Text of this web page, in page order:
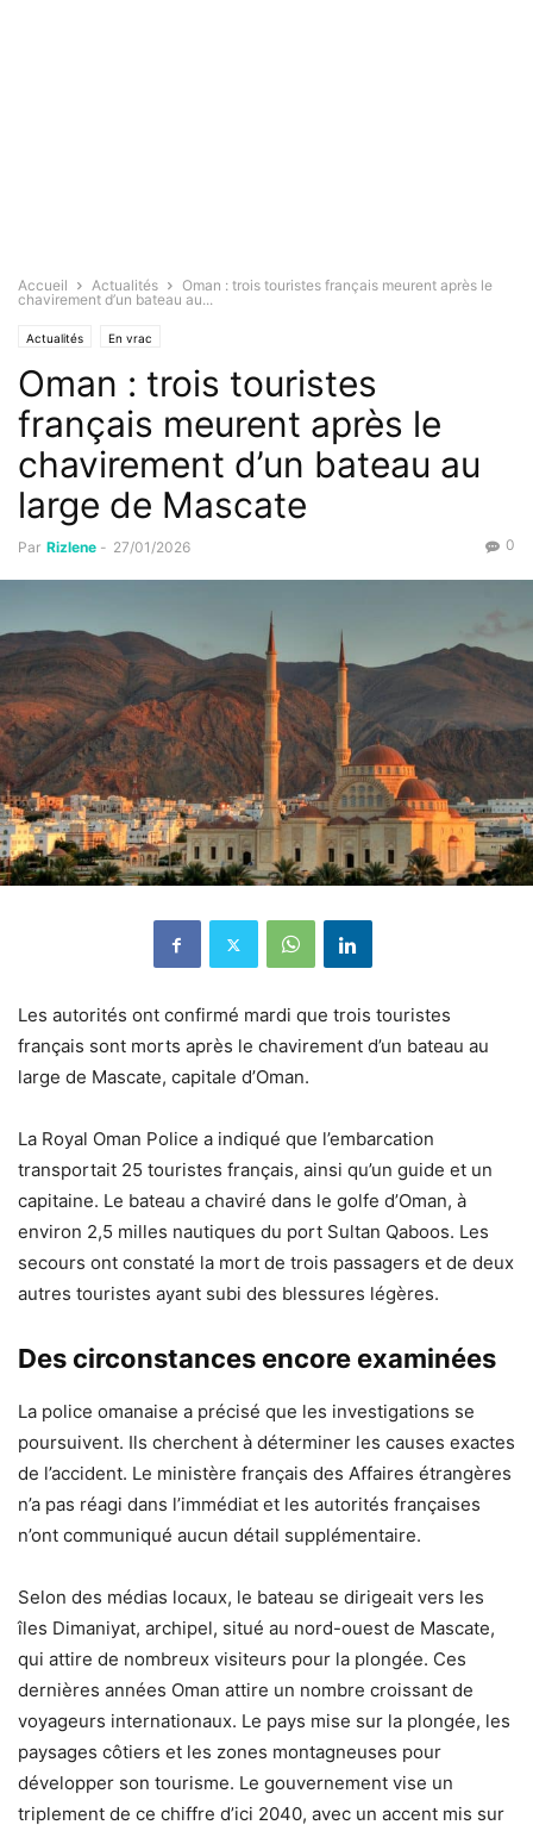
Accueil Actualités
Oman : trois touristes français meurent après le
chavirement d’un bateau au...
Actualités En vrac
Oman : trois touristes
français meurent après le
chavirement d’un bateau au
large de Mascate
Par Rizlene - 27/01/2026 0
Les autorités ont confirmé mardi que trois touristes
français sont morts après le chavirement d’un bateau au
large de Mascate, capitale d’Oman.
La Royal Oman Police a indiqué que l’embarcation
transportait 25 touristes français, ainsi qu’un guide et un
capitaine. Le bateau a chaviré dans le golfe d’Oman, à
environ 2,5 milles nautiques du port Sultan Qaboos. Les
secours ont constaté la mort de trois passagers et de deux
autres touristes ayant subi des blessures légères.
Des circonstances encore examinées
La police omanaise a précisé que les investigations se
poursuivent. Ils cherchent à déterminer les causes exactes
de l’accident. Le ministère français des Affaires étrangères
n’a pas réagi dans l’immédiat et les autorités françaises
n’ont communiqué aucun détail supplémentaire.
Selon des médias locaux, le bateau se dirigeait vers les
îles Dimaniyat, archipel, situé au nord-ouest de Mascate,
qui attire de nombreux visiteurs pour la plongée. Ces
dernières années Oman attire un nombre croissant de
voyageurs internationaux. Le pays mise sur la plongée, les
paysages côtiers et les zones montagneuses pour
développer son tourisme. Le gouvernement vise un
triplement de ce chiffre d’ici 2040, avec un accent mis sur